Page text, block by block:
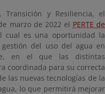
Transición y Resiliencia, el
marzo de 2022 el PERTE de
cual es una oportunidad la
del uso del agua en
en el que las distintas
coordinada para su correcta
las nuevas tecnologías de la
lo que permitirá mejorar